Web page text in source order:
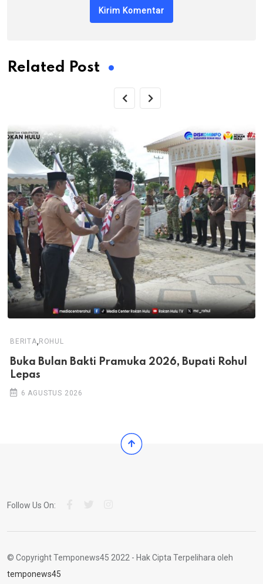
Related Post
BERITA,ROHUL
Buka Bulan Bakti Pramuka 2026, Bupati Rohul
Lepas
6 AGUSTUS 2026
Follow Us On:
© Copyright Temponews45 2022 - Hak Cipta Terpelihara oleh
temponews45